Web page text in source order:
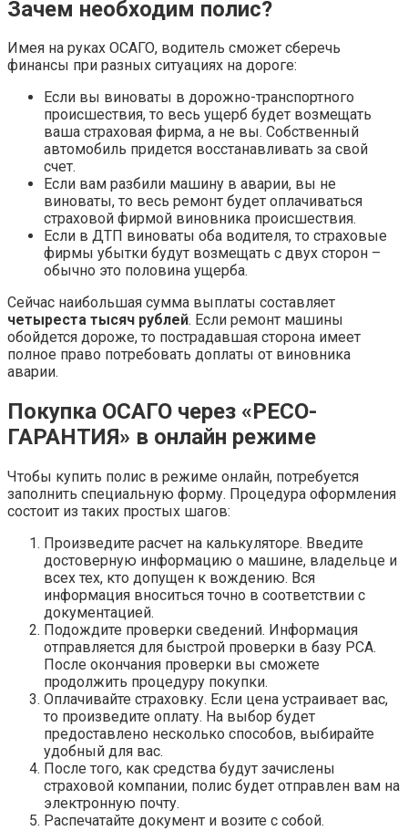
Зачем необходим полис?
Имея на руках ОСАГО, водитель сможет сберечь
финансы при разных ситуациях на дороге:
Если вы виноваты в дорожно-транспортного
происшествия, то весь ущерб будет возмещать
ваша страховая фирма, а не вы. Собственный
автомобиль придется восстанавливать за свой
счет.
Если вам разбили машину в аварии, вы не
виноваты, то весь ремонт будет оплачиваться
страховой фирмой виновника происшествия.
Если в ДТП виноваты оба водителя, то страховые
фирмы убытки будут возмещать с двух сторон –
обычно это половина ущерба.
Сейчас наибольшая сумма выплаты составляет
четыреста тысяч рублей. Если ремонт машины
обойдется дороже, то пострадавшая сторона имеет
полное право потребовать доплаты от виновника
аварии.
Покупка ОСАГО через «РЕСО-
ГАРАНТИЯ» в онлайн режиме
Чтобы купить полис в режиме онлайн, потребуется
заполнить специальную форму. Процедура оформления
состоит из таких простых шагов:
Произведите расчет на калькуляторе. Введите
достоверную информацию о машине, владельце и
всех тех, кто допущен к вождению. Вся
информация вноситься точно в соответствии с
документацией.
Подождите проверки сведений. Информация
отправляется для быстрой проверки в базу РСА.
После окончания проверки вы сможете
продолжить процедуру покупки.
Оплачивайте страховку. Если цена устраивает вас,
то произведите оплату. На выбор будет
предоставлено несколько способов, выбирайте
удобный для вас.
После того, как средства будут зачислены
страховой компании, полис будет отправлен вам на
электронную почту.
Распечатайте документ и возите с собой.